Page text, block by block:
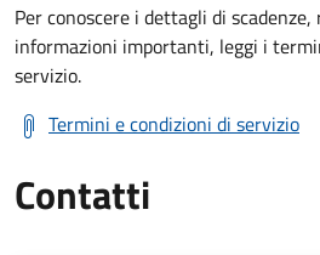
Per conoscere i dettagli di
informazioni importanti, leggi i
servizio.
Termini e condizioni di servizio
Contatti